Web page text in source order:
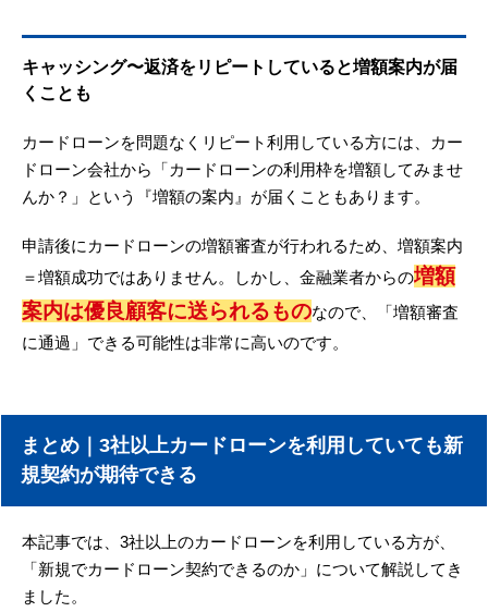
キャッシング〜返済をリピートしていると増額案内が届
くことも
カードローンを問題なくリピート利用している方には、カー
ドローン会社から「カードローンの利用枠を増額してみませ
んか？」という『増額の案内』が届くこともあります。
申請後にカードローンの増額審査が行われるため、増額案内
＝増額成功ではありません。しかし、金融業者からの増額
案内は優良顧客に送られるものなので、「増額審査
に通過」できる可能性は非常に高いのです。
まとめ｜3社以上カードローンを利用していても新
規契約が期待できる
本記事では、3社以上のカードローンを利用している方が、
「新規でカードローン契約できるのか」について解説してき
ました。